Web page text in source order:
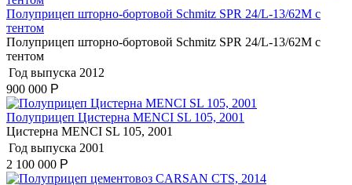
Полуприцеп шторно-бортовой Schmitz SPR 24/L-13/62M с
тентом
Полуприцеп шторно-бортовой Schmitz SPR 24/L-13/62M с
тентом
Год выпуска 2012
900 000 Р
Полуприцеп Цистерна MENCI SL 105, 2001
Цистерна MENCI SL 105, 2001
Год выпуска 2001
2 100 000 Р